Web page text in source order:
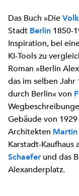
Das Buch »Die
Stadt Berlin 1850-
Inspiration, bei
KI-Tools zu
Roman »Berlin
das im selben Jahr
durch Berlin« von
Gebäude von
Architekten
Karstadt-Kaufhaus
Schaefer und das
Alexanderplatz.